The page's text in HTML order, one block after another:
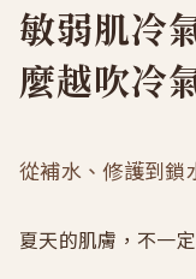
敏弱肌冷
麼越吹冷
從補水、修護到鎖
夏天的肌膚，不一